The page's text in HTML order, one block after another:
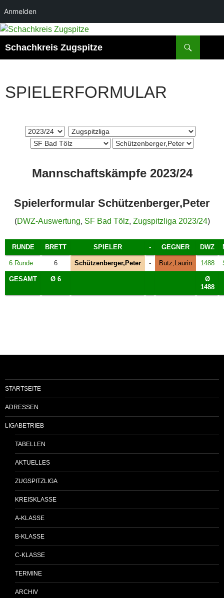
Anmelden
Zum
springen
Schachkreis Zugspitze
SPIELERFORMULAR
Mannschaftskämpfe 2023/24
Spielerformular Schützenberger,Peter
(DWZ-Auswertung, SF Bad Tölz, Zugspitzliga 2023/24)
RUNDE BRETT SPIELER - GEGNER DWZ
6.Runde 6 Schützenberger,Peter - Butz,Laurin 1488
GESAMT Ø 6
Ø
1488
STARTSEITE
ADRESSEN
LIGABETRIEB
TABELLEN
AKTUELLES
ZUGSPITZLIGA
KREISKLASSE
A-KLASSE
B-KLASSE
C-KLASSE
TERMINE
ARCHIV